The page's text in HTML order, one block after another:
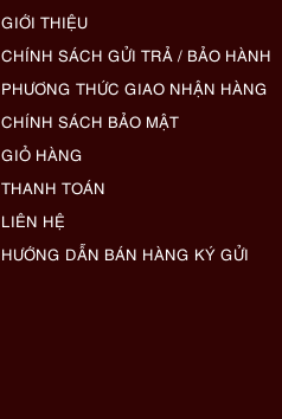
GIỚI THIỆU
CHÍNH SÁCH GỬI TRẢ / BẢO HÀNH
PHƯƠNG THỨC GIAO NHẬN HÀNG
CHÍNH SÁCH BẢO MẬT
GIỎ HÀNG
THANH TOÁN
LIÊN HỆ
HƯỚNG DẪN BÁN HÀNG KÝ GỬI